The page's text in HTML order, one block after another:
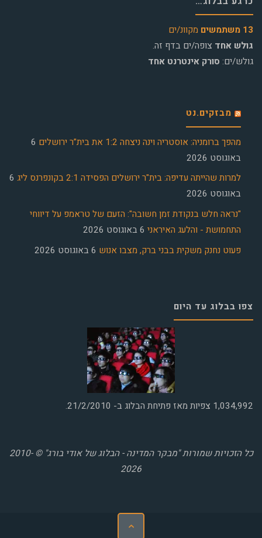
13 משתמשים
מקוונ/ים
גולש אחד צופה/ים בדף זה.
גולש/ים: סורק אינטרנט אחד
מבזקים.נט
מהפך ברומניה: אוסטריה וינה ניצחה 1:2 את בית”ר ירושלים
6
באוגוסט 2026
למרות שהייתה עדיפה: בית"ר ירושלים הפסידה 2:1 בקונפרנס ליג
6
באוגוסט 2026
"נראה חלש בנקודת זמן חשובה": הזעם של טראמפ על דיווחי
התחמושת - והלעג האיראני 6 באוגוסט 2026
פעוט נחנק משקית בבני ברק, מצבו אנוש 6 באוגוסט 2026
צפו בבלוג עד היום
1,034,992 צפיות מאז פתיחת הבלוג ב- 21/2/2010.
כל הזכויות שמורות "מבקר המדינה - הבלוג של אודי בורג" © 2010-
2026